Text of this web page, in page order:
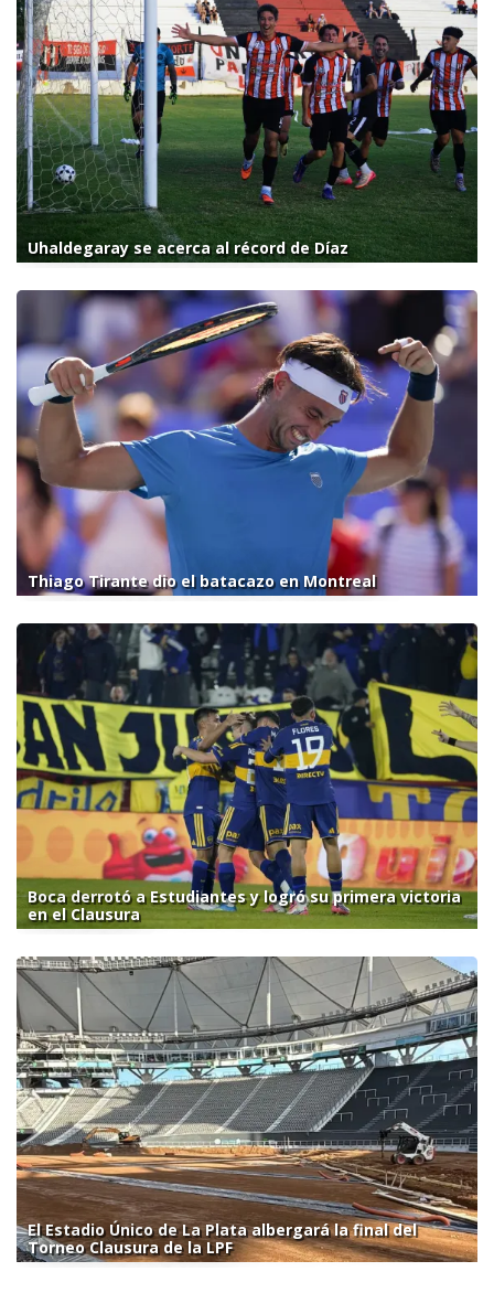
Uhaldegaray se acerca al récord de Díaz
Thiago Tirante dio el batacazo en Montreal
Boca derrotó a Estudiantes y logró su primera victoria
en el Clausura
El Estadio Único de La Plata albergará la final del
Torneo Clausura de la LPF